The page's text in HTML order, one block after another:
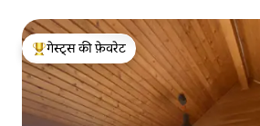
गेस्ट्स का टॉप फ़ेवरेट
गेस्ट्स की फ़ेवरेट